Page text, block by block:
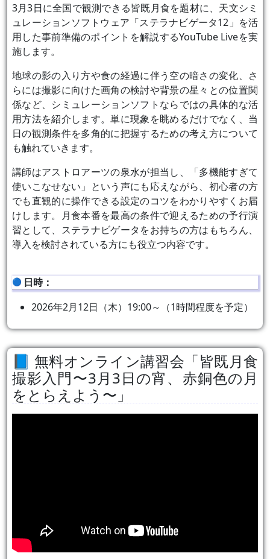
3月3日に全国で観測できる皆既月食を題材に、天文シミ
ュレーションソフトウェア「ステラナビゲータ12」を活
用した事前準備のポイントを解説するYouTube Liveを実
施します。
地球の影の入り方や食の経過に伴う空の暗さの変化、さ
らには撮影に向けた画角の検討や背景の星々との位置関
係など、シミュレーションソフトならではの具体的な活
用方法を紹介します。単に現象を眺めるだけでなく、当
日の観測条件を多角的に把握するための考え方について
も触れていきます。
講師はアストロアーツの泉水が担当し、「多機能すぎて
使いこなせない」という声にも応えながら、初心者の方
でも直観的に操作できる設定のコツをわかりやすくお届
けします。月食本番を最高の条件で迎えるための予行演
習として、ステラナビゲータをお持ちの方はもちろん、
導入を検討されている方にも役立つ内容です。
日時：
2026年2月12日（木）19:00～（1時間程度を予定）
無料オンライン講習会「皆既月食
撮影入門〜3月3日の宵、赤銅色の月
をとらえよう〜」